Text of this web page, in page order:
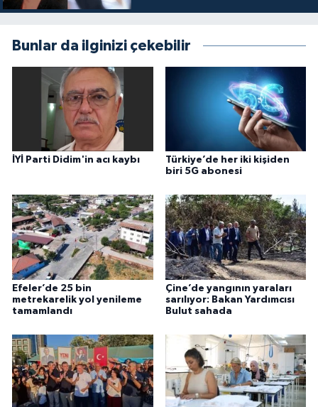
Bunlar da ilginizi çekebilir
İYİ Parti Didim'in acı kaybı
Türkiye’de her iki kişiden
biri 5G abonesi
Efeler’de 25 bin
metrekarelik yol yenileme
tamamlandı
Çine’de yangının yaraları
sarılıyor: Bakan Yardımcısı
Bulut sahada